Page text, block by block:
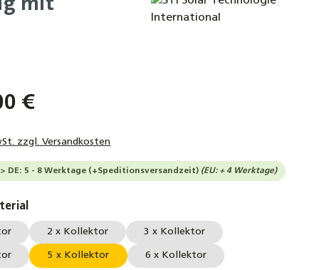
mit
€
zzgl. Versandkosten
DE: 5 - 8 Werktage (+Speditionsversandzeit) (EU: + 4 Werktage)
2 x Kollektor 3 x Kollektor
5 x Kollektor 6 x Kollektor